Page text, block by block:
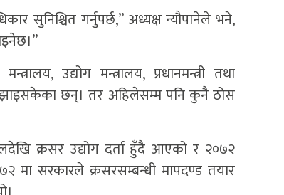
सुनिश्चित गर्नुपर्छ,” अध्यक्ष न्यौपानेले भने,
उद्योग मन्त्रालय, प्रधानमन्त्री तथा
बुझाइसकेका छन्। तर अहिलेसम्म पनि कुनै ठोस
क्रसर उद्योग दर्ता हुँदै आएको र २०७२
मा सरकारले क्रसरसम्बन्धी मापदण्ड तयार